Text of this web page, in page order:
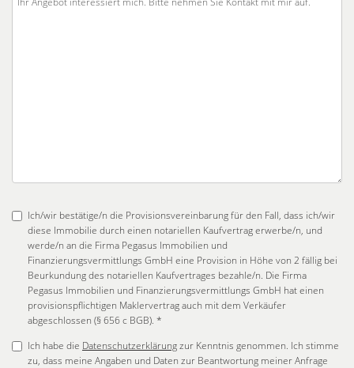
Ich/wir bestätige/n die Provisionsvereinbarung für den Fall, dass ich/wir
diese Immobilie durch einen notariellen Kaufvertrag erwerbe/n, und
werde/n an die Firma Pegasus Immobilien und
Finanzierungsvermittlungs GmbH eine Provision in Höhe von 2 fällig bei
Beurkundung des notariellen Kaufvertrages bezahle/n. Die Firma
Pegasus Immobilien und Finanzierungsvermittlungs GmbH hat einen
provisionspflichtigen Maklervertrag auch mit dem Verkäufer
abgeschlossen (§ 656 c BGB). *
Ich habe die Datenschutzerklärungzur Kenntnis genommen. Ich stimme
zu, dass meine Angaben und Daten zur Beantwortung meiner Anfrage